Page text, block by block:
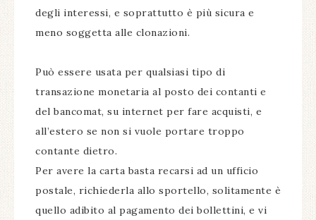
degli interessi, e soprattutto è più sicura e
meno soggetta alle clonazioni.
Può essere usata per qualsiasi tipo di
transazione monetaria al posto dei contanti e
del bancomat, su internet per fare acquisti, e
all’estero se non si vuole portare troppo
contante dietro.
Per avere la carta basta recarsi ad un ufficio
postale, richiederla allo sportello, solitamente è
quello adibito al pagamento dei bollettini, e vi